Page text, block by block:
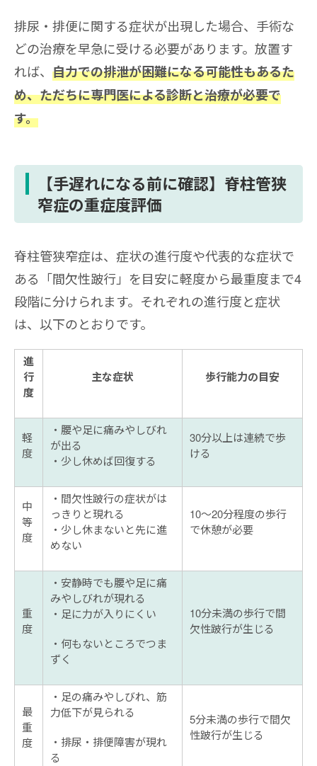
排尿・排便に関する症状が出現した場合、手術な
どの治療を早急に受ける必要があります。放置す
れば、 自力での排泄が困難になる可能性もあるた
め、ただちに専門医による診断と治療が必要で
す。
【手遅れになる前に確認】脊柱管狭
窄症の重症度評価
脊柱管狭窄症は、症状の進行度や代表的な症状で
ある「間欠性跛行」を目安に軽度から最重度まで4
段階に分けられます。それぞれの進行度と症状
は、以下のとおりです。
進
行
度
主な症状 歩行能力の目安
軽
度
・腰や足に痛みやしびれ
が出る
・少し休めば回復する
30分以上は連続で歩
ける
中
等
度
・間欠性跛行の症状がは
っきりと現れる
・少し休まないと先に進
めない
10〜20分程度の歩行
で休憩が必要
重
度
・安静時でも腰や足に痛
みやしびれが現れる
・足に力が入りにくい
・何もないところでつま
ずく
10分未満の歩行で間
欠性跛行が生じる
最
重
度
・足の痛みやしびれ、筋
力低下が見られる
・排尿・排便障害が現れ
る
5分未満の歩行で間欠
性跛行が生じる